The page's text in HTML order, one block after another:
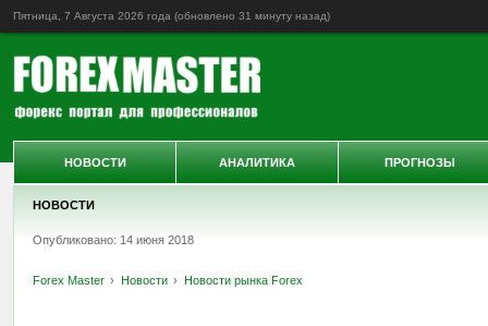
Пятница, 7 Августа 2026 года (обновлено 31 минуту назад)
НОВОСТИ
Опубликовано: 14 июня 2018
Forex Master Новости Новости рынка Forex
НОВОСТИ АНАЛИТИКА ПРОГНОЗЫ